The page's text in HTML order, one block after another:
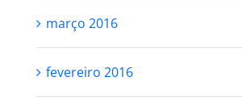
março 2016
fevereiro 2016